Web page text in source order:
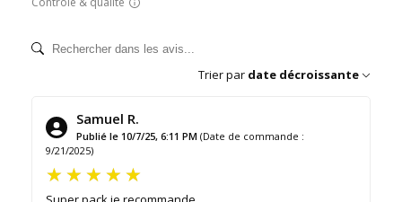
Trier par date décroissante
Samuel R.
Publié le 10/7/25, 6:11 PM (Date de commande :
9/21/2025)